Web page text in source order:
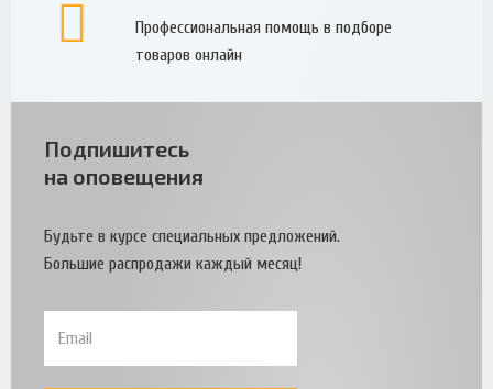
Профессиональная помощь в подборе
товаров онлайн
Подпишитесь
на оповещения
Будьте в курсе специальных предложений.
Большие распродажи каждый месяц!